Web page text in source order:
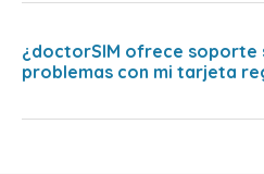
¿doctorSIM ofrece soporte
problemas con mi tarjeta